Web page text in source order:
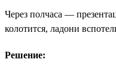
Через полчаса —
колотится, ладони
Решение: